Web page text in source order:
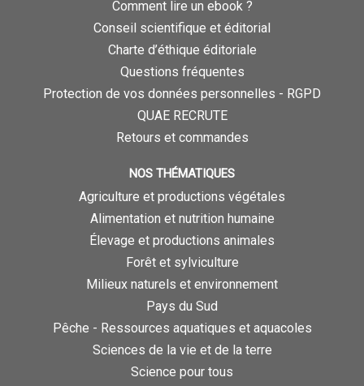
Comment lire un ebook ?
Conseil scientifique et éditorial
Charte d’éthique éditoriale
Questions fréquentes
Protection de vos données personnelles - RGPD
QUAE RECRUTE
Retours et commandes
NOS THÉMATIQUES
Agriculture et productions végétales
Alimentation et nutrition humaine
Élevage et productions animales
Forêt et sylviculture
Milieux naturels et environnement
Pays du Sud
Pêche - Ressources aquatiques et aquacoles
Sciences de la vie et de la terre
Science pour tous